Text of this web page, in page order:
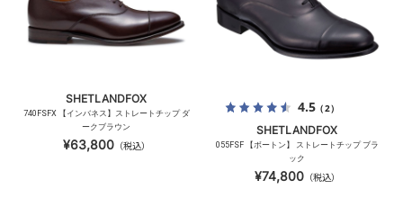
SHETLANDFOX
740FSFX 【インバネス】ストレートチップ ダ
ークブラウン
¥63,800（税込）
4.5（2）
SHETLANDFOX
055FSF 【ボートン】 ストレートチップ ブラ
ック
¥74,800（税込）